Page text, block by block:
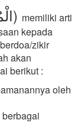
“Al Mukmin” (الْمُؤْمِنُ) memiliki arti
kepada
zikir
akan
berikut :
oleh